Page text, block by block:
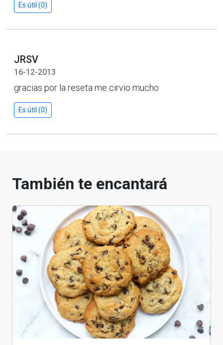
Es útil (0)
JRSV
16-12-2013
gracias por la reseta me cirvio mucho
Es útil (0)
También te encantará